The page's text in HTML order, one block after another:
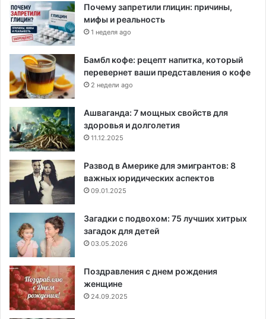
Почему запретили глицин: причины,
мифы и реальность
1 неделя ago
Бамбл кофе: рецепт напитка, который
перевернет ваши представления о кофе
2 недели ago
Ашваганда: 7 мощных свойств для
здоровья и долголетия
11.12.2025
Развод в Америке для эмигрантов: 8
важных юридических аспектов
09.01.2025
Загадки с подвохом: 75 лучших хитрых
загадок для детей
03.05.2026
Поздравления с днем рождения
женщине
24.09.2025